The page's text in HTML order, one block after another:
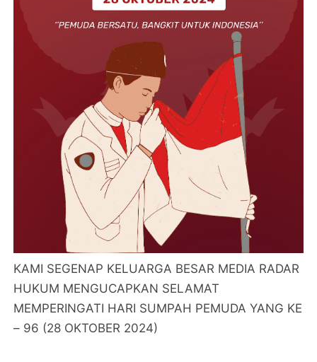
KAMI SEGENAP KELUARGA BESAR MEDIA RADAR
HUKUM MENGUCAPKAN SELAMAT
MEMPERINGATI HARI SUMPAH PEMUDA YANG KE
– 96 (28 OKTOBER 2024)